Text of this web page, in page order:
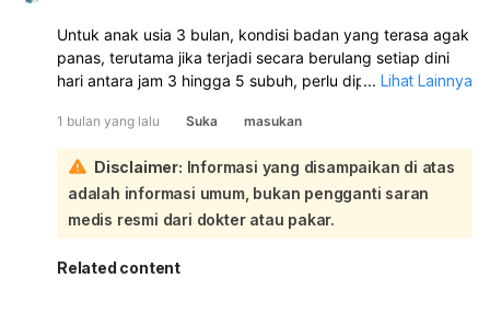
Untuk anak usia 3 bulan, kondisi badan yang terasa agak
panas, terutama jika terjadi secara berulang setiap dini
hari antara jam 3 hingga 5 subuh, perlu diperhatikan
36.5 hingga 37.5 derajat Celsius. Demam didefinisikan
sebagai suhu tubuh di atas 38 derajat Celsius:
Meskipun demam seringkali memburuk di malam hari
karena peningkatan suhu tubuh alami dan beberapa
penyakit yang lebih parah saat malam, pada bayi di
bawah 3 bulan, demam (suhu 38°C atau lebih) adalah
kondisi yang memerlukan perhatian medis segera.
... Lihat Lainnya
1 bulan yang lalu Suka masukan
Disclaimer: Informasi yang disampaikan di atas
adalah informasi umum, bukan pengganti saran
medis resmi dari dokter atau pakar.
Related content